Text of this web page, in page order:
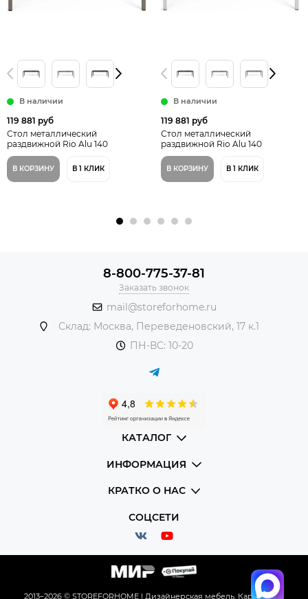
В наличии
119 881 руб
Стол металлический
раздвижной Rio Alu 140
Extensibile
В КОРЗИНУ В 1 КЛИК
В наличии
119 881 руб
Стол металлический
раздвижной Rio Alu 140
Extensibile цвет белый
В КОРЗИНУ В 1 КЛИК
8-800-775-37-81
Заказать звонок
mail@storeforhome.ru
Склад: Москва, Переведеновский, 17 к.1
ПН-ВС: 10-20
КАТАЛОГ
ИНФОРМАЦИЯ
КРАТКО О НАС
СОЦСЕТИ
2013–2026 © STOREFORHOME | Дизайнерская мебель. Карта сайта